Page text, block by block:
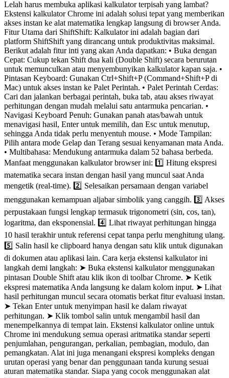
Lelah harus membuka aplikasi kalkulator terpisah yang lambat?
Ekstensi kalkulator Chrome ini adalah solusi tepat yang memberikan
akses instan ke alat matematika lengkap langsung di browser Anda.
Fitur Utama dari ShiftShift: Kalkulator ini adalah bagian dari
platform ShiftShift yang dirancang untuk produktivitas maksimal.
Berikut adalah fitur inti yang akan Anda dapatkan: • Buka dengan
Cepat: Cukup tekan Shift dua kali (Double Shift) secara berurutan
untuk memunculkan atau menyembunyikan kalkulator kapan saja. •
Pintasan Keyboard: Gunakan Ctrl+Shift+P (Command+Shift+P di
Mac) untuk akses instan ke Palet Perintah. • Palet Perintah Cerdas:
Cari dan jalankan berbagai perintah, buka tab, atau akses riwayat
perhitungan dengan mudah melalui satu antarmuka pencarian. •
Navigasi Keyboard Penuh: Gunakan panah atas/bawah untuk
menavigasi hasil, Enter untuk memilih, dan Esc untuk menutup,
sehingga Anda tidak perlu menyentuh mouse. • Mode Tampilan:
Pilih antara mode Gelap dan Terang sesuai kenyamanan mata Anda.
• Multibahasa: Mendukung antarmuka dalam 52 bahasa berbeda.
Manfaat menggunakan kalkulator browser ini: 1️⃣ Hitung ekspresi
matematika secara instan dengan hasil yang muncul saat Anda
mengetik (real-time). 2️⃣ Selesaikan persamaan dengan variabel
menggunakan kemampuan aljabar simbolik yang canggih. 3️⃣ Akses
perpustakaan fungsi lengkap termasuk trigonometri (sin, cos, tan),
logaritma, dan eksponensial. 4️⃣ Lihat riwayat perhitungan hingga
10 hasil terakhir untuk referensi cepat tanpa perlu menghitung ulang.
5️⃣ Salin hasil ke clipboard hanya dengan satu klik untuk digunakan
di dokumen atau aplikasi lain. Cara kerja ekstensi kalkulator ini
langkah demi langkah: ➤ Buka ekstensi kalkulator menggunakan
pintasan Double Shift atau klik ikon di toolbar Chrome. ➤ Ketik
ekspresi matematika Anda langsung ke dalam kolom input. ➤ Lihat
hasil perhitungan muncul secara otomatis berkat fitur evaluasi instan.
➤ Tekan Enter untuk menyimpan hasil ke dalam riwayat
perhitungan. ➤ Klik tombol salin untuk mengambil hasil dan
menempelkannya di tempat lain. Ekstensi kalkulator online untuk
Chrome ini mendukung semua operasi aritmatika standar seperti
penjumlahan, pengurangan, perkalian, pembagian, modulo, dan
pemangkatan. Alat ini juga menangani ekspresi kompleks dengan
urutan operasi yang benar dan penggunaan tanda kurung sesuai
aturan matematika standar. Siapa yang cocok menggunakan alat